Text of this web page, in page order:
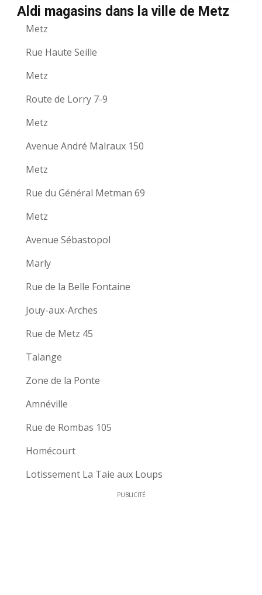
Aldi magasins dans la ville de Metz
Metz
Rue Haute Seille
Metz
Route de Lorry 7-9
Metz
Avenue André Malraux 150
Metz
Rue du Général Metman 69
Metz
Avenue Sébastopol
Marly
Rue de la Belle Fontaine
Jouy-aux-Arches
Rue de Metz 45
Talange
Zone de la Ponte
Amnéville
Rue de Rombas 105
Homécourt
Lotissement La Taie aux Loups
PUBLICITÉ